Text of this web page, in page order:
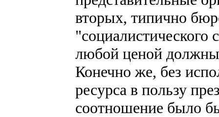
вторых, типично
любой ценой
Конечно же, без
ресурса в пользу
соотношение было